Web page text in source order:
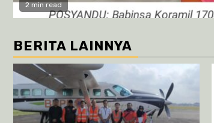
2 min read
BERITA LAINNYA